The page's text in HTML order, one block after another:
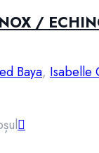
/
Baya, Isabelle